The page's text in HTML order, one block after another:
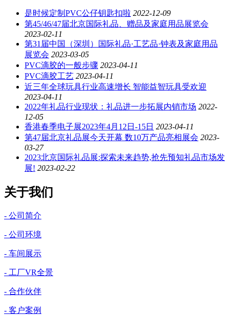
是时候定制PVC公仔钥匙扣啦 2022-12-09
第45/46/47届北京国际礼品、赠品及家庭用品展览会
2023-02-11
第31届中国（深圳）国际礼品·工艺品·钟表及家庭用品
展览会 2023-03-05
PVC滴胶的一般步骤 2023-04-11
PVC滴胶工艺 2023-04-11
近三年全球玩具行业高速增长 智能益智玩具受欢迎
2023-04-11
2022年礼品行业现状：礼品进一步拓展内销市场 2022-
12-05
香港春季电子展2023年4月12日-15日 2023-04-11
第47届北京礼品展今天开幕 数10万产品亮相展会 2023-
03-27
2023北京国际礼品展:探索未来趋势,抢先预知礼品市场发
展! 2023-02-22
关于我们
- 公司简介
- 公司环境
- 车间展示
- 工厂VR全景
- 合作伙伴
- 客户案例